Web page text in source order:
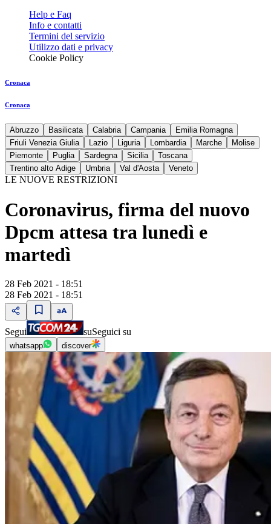
Help e Faq
Info e contatti
Termini del servizio
Utilizzo dati e privacy
Cookie Policy
Cronaca
Cronaca
Abruzzo Basilicata Calabria Campania
Emilia Romagna
Friuli Venezia Giulia
Lazio Liguria Lombardia Marche
Molise
Piemonte
Puglia Sardegna Sicilia
Toscana
Trentino alto Adige
Umbria Val d'Aosta Veneto
LE NUOVE RESTRIZIONI
Coronavirus, firma del nuovo
Dpcm attesa tra lunedì e
martedì
28 Feb 2021 - 18:51
28 Feb 2021 - 18:51
Segui suSeguici su
whatsapp discover